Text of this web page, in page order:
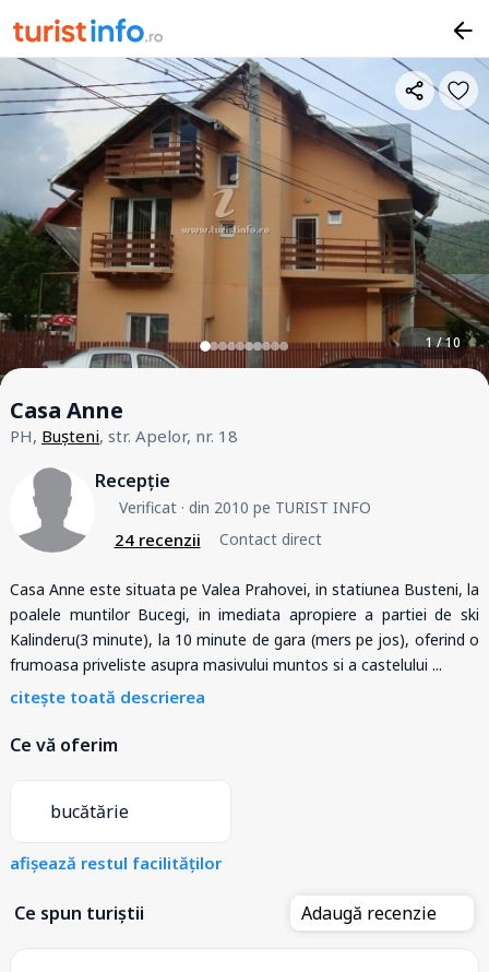
1 / 10
Casa Anne
PH, Bușteni, str. Apelor, nr. 18
Recepție
Verificat· din 2010 pe TURIST INFO
24 recenzii Contact direct
Casa Anne este situata pe Valea Prahovei, in statiunea Busteni, la
poalele muntilor Bucegi, in imediata apropiere a partiei de ski
Kalinderu(3 minute), la 10 minute de gara (mers pe jos), oferind o
frumoasa priveliste asupra masivului muntos si a castelului ...
citește toată descrierea
Ce vă oferim
bucătărie
afișează restul facilităților
Ce spun turiștii Adaugă recenzie